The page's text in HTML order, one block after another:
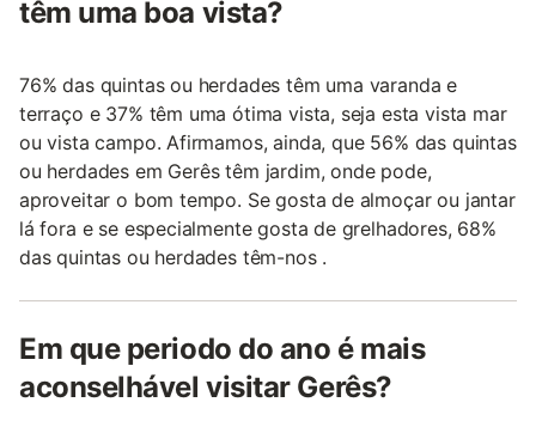
têm uma boa vista?
76% das quintas ou herdades têm uma varanda e
terraço e 37% têm uma ótima vista, seja esta vista mar
ou vista campo. Afirmamos, ainda, que 56% das quintas
ou herdades em Gerês têm jardim, onde pode,
aproveitar o bom tempo. Se gosta de almoçar ou jantar
lá fora e se especialmente gosta de grelhadores, 68%
das quintas ou herdades têm-nos .
Em que periodo do ano é mais
aconselhável visitar Gerês?